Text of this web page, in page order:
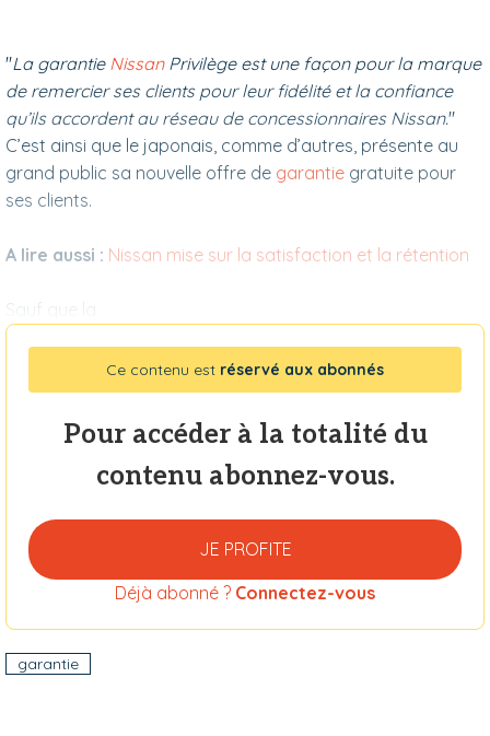
"La garantie NissanPrivilège est une façon pour la marque
de remercier ses clients pour leur fidélité et la confiance
qu’ils accordent au réseau de concession­naires Nissan."
C’est ainsi que le japonais, comme d’autres, présente au
grand public sa nouvelle offre de garantie gratuite pour
ses clients.
A lire aussi : Nissan mise sur la satisfaction et la rétention
Sauf que la
Ce contenu est réservé aux abonnés
Pour accéder à la totalité du
contenu abonnez-vous.
JE PROFITE
Déjà abonné ? Connectez-vous
garantie